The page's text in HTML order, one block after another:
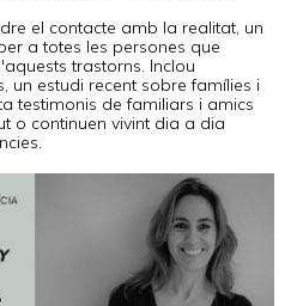
el contacte amb la realitat, un
a totes les persones que
trastorns. Inclou
un estudi recent sobre famílies i
testimonis de familiars i amics
o continuen vivint dia a dia